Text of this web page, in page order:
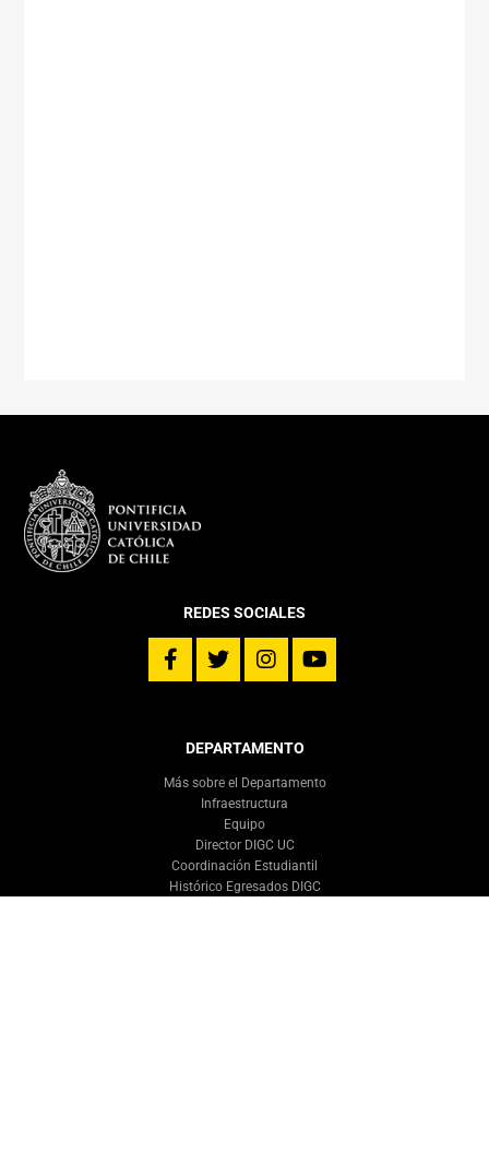
REDES SOCIALES
DEPARTAMENTO
Más sobre el Departamento
Infraestructura
Equipo
Director DIGC UC
Coordinación Estudiantil
Histórico Egresados DIGC